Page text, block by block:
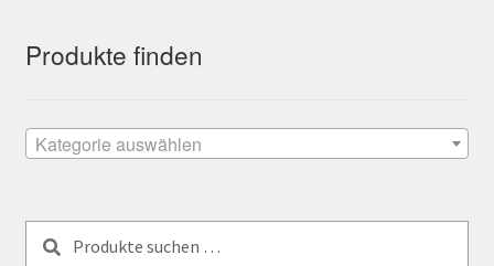
Produkte finden
Kategorie auswählen
Suchen
nach:
Suchen